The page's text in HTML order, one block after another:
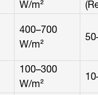
W/m²
400–700
W/m²
100–300
W/m²